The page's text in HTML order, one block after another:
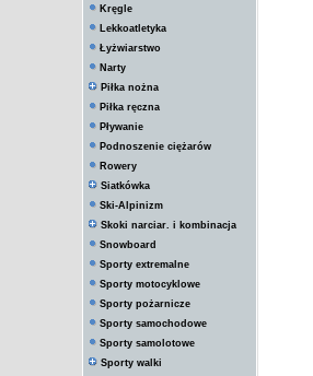
Kręgle
Lekkoatletyka
Łyżwiarstwo
Narty
Piłka nożna
Piłka ręczna
Pływanie
Podnoszenie ciężarów
Rowery
Siatkówka
Ski-Alpinizm
Skoki narciar. i kombinacja
Snowboard
Sporty extremalne
Sporty motocyklowe
Sporty pożarnicze
Sporty samochodowe
Sporty samolotowe
Sporty walki